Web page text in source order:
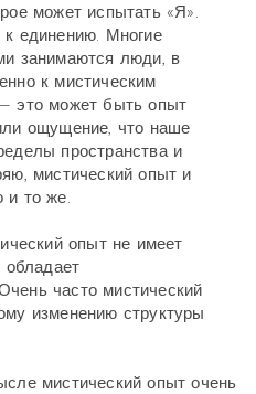
может испытать «Я».
единению. Многие
занимаются люди, в
к мистическим
это может быть опыт
ощущение, что наше
пространства и
мистический опыт и
и то же.
опыт не имеет
обладает
часто мистический
изменению структуры
мистический опыт очень